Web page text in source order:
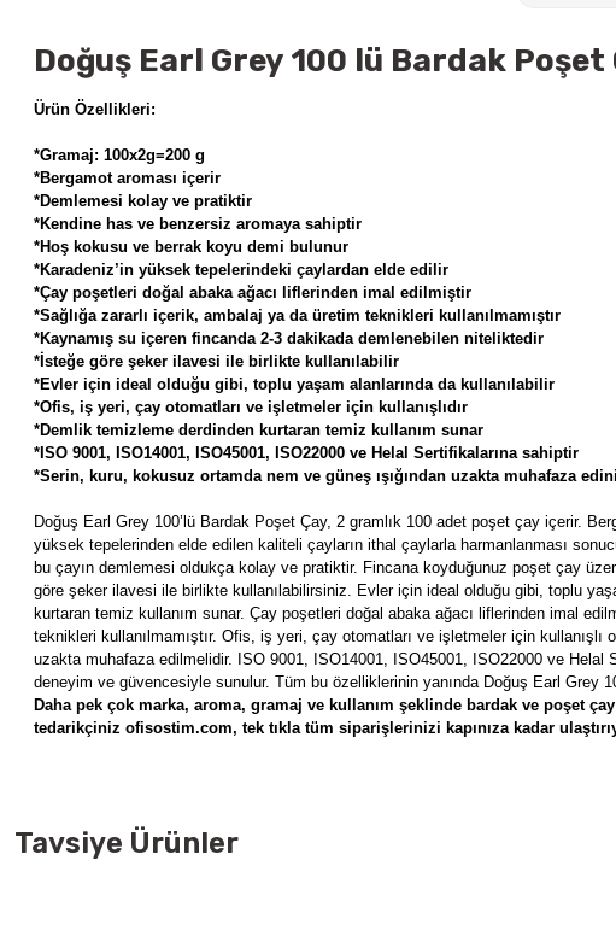
Doğuş Earl Grey 100 lü Bardak
Ürün Özellikleri:
*Gramaj: 100x2g=200 g
*Bergamot aroması içerir
*Demlemesi kolay ve pratiktir
*Kendine has ve benzersiz aromaya sahiptir
*Hoş kokusu ve berrak koyu demi bulunur
*Karadeniz’in yüksek tepelerindeki çaylardan elde edilir
*Çay poşetleri doğal abaka ağacı liflerinden imal edilmiştir
*Sağlığa zararlı içerik, ambalaj ya da üretim teknikleri kullanılmamıştır
*Kaynamış su içeren fincanda 2-3 dakikada demlenebilen niteliktedir
*İsteğe göre şeker ilavesi ile birlikte kullanılabilir
*Evler için ideal olduğu gibi, toplu yaşam alanlarında da kullanılabilir
*Ofis, iş yeri, çay otomatları ve işletmeler için kullanışlıdır
*Demlik temizleme derdinden kurtaran temiz kullanım sunar
*ISO 9001, ISO14001, ISO45001, ISO22000 ve Helal Sertifikalarına sahiptir
*Serin, kuru, kokusuz ortamda nem ve güneş ışığından uzakta muhafaza
Doğuş Earl Grey 100’lü Bardak Poşet Çay, 2 gramlık 100 adet poşet çay içerir.
yüksek tepelerinden elde edilen kaliteli çayların ithal çaylarla harmanlanması
bu çayın demlemesi oldukça kolay ve pratiktir. Fincana koyduğunuz poşet çay
göre şeker ilavesi ile birlikte kullanılabilirsiniz. Evler için ideal olduğu gibi, toplu
kurtaran temiz kullanım sunar. Çay poşetleri doğal abaka ağacı liflerinden imal
teknikleri kullanılmamıştır. Ofis, iş yeri, çay otomatları ve işletmeler için
uzakta muhafaza edilmelidir. ISO 9001, ISO14001, ISO45001, ISO22000 ve Helal
deneyim ve güvencesiyle sunulur. Tüm bu özelliklerinin yanında Doğuş Earl Grey
Daha pek çok marka, aroma, gramaj ve kullanım şeklinde bardak ve poşet
tedarikçiniz ofisostim.com, tek tıkla tüm siparişlerinizi kapınıza kadar
Tavsiye Ürünler